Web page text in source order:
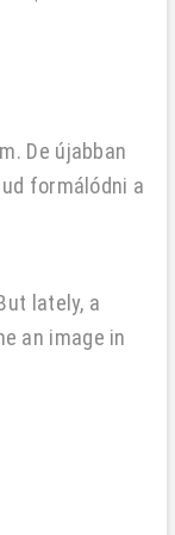
De újabban
formálódni a
lately, a
an image in